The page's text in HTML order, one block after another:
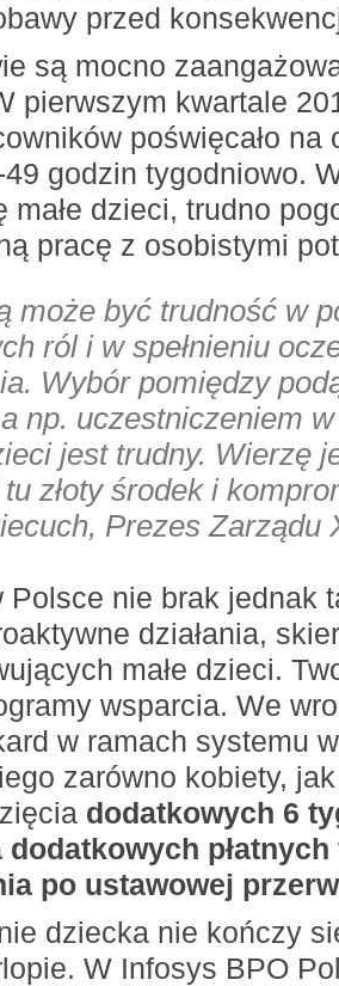
przed
są mocno
pierwszym kwartale
poświęcało na
49 godzin tygodniowo.
małe dzieci, trudno
pracę z osobistymi
może być trudność w
ról i w spełnieniu
Wybór pomiędzy
np. uczestniczeniem
jest trudny. Wierzę
złoty środek i
Prezes Zarządu
Polsce nie brak jednak
działania,
małe dzieci.
wsparcia. We
w ramach systemu
zarówno kobiety,
dodatkowych 6
po ustawowej
dziecka nie kończy
W Infosys BPO